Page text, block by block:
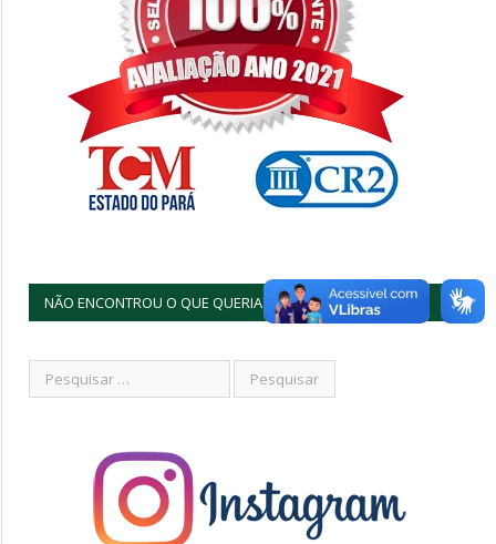
NÃO ENCONTROU O QUE QUERIA?